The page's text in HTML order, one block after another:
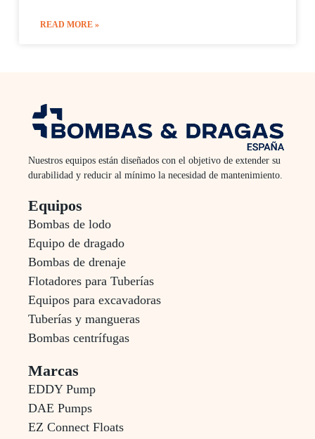
READ MORE »
Nuestros equipos están diseñados con el objetivo de extender su
durabilidad y reducir al mínimo la necesidad de mantenimiento.
Equipos
Bombas de lodo
Equipo de dragado
Bombas de drenaje
Flotadores para Tuberías
Equipos para excavadoras
Tuberías y mangueras
Bombas centrífugas
Marcas
EDDY Pump
DAE Pumps
EZ Connect Floats